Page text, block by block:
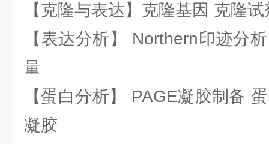
【克隆与表达】克隆基因 克隆
【表达分析】 Northern印迹分
量
【蛋白分析】 PAGE凝胶制备
凝胶